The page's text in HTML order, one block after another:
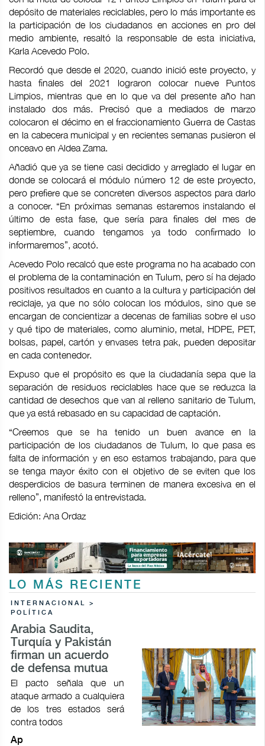
depósito de materiales reciclables, pero lo más importante es
la participación de los ciudadanos en acciones en pro del
medio ambiente, resaltó la responsable de esta iniciativa,
Karla Acevedo Polo.
Recordó que desde el 2020, cuando inició este proyecto, y
hasta finales del 2021 lograron colocar nueve Puntos
Limpios, mientras que en lo que va del presente año han
instalado dos más. Precisó que a mediados de marzo
colocaron el décimo en el fraccionamiento Guerra de Castas
en la cabecera municipal y en recientes semanas pusieron el
onceavo en Aldea Zama.
Añadió que ya se tiene casi decidido y arreglado el lugar en
donde se colocará el módulo número 12 de este proyecto,
pero prefiere que se concreten diversos aspectos para darlo
a conocer. “En próximas semanas estaremos instalando el
último de esta fase, que sería para finales del mes de
septiembre, cuando tengamos ya todo confirmado lo
informaremos”, acotó.
Acevedo Polo recalcó que este programa no ha acabado con
el problema de la contaminación en Tulum, pero sí ha dejado
positivos resultados en cuanto a la cultura y participación del
reciclaje, ya que no sólo colocan los módulos, sino que se
encargan de concientizar a decenas de familias sobre el uso
y qué tipo de materiales, como aluminio, metal, HDPE, PET,
bolsas, papel, cartón y envases tetra pak, pueden depositar
en cada contenedor.
Expuso que el propósito es que la ciudadanía sepa que la
separación de residuos reciclables hace que se reduzca la
cantidad de desechos que van al relleno sanitario de Tulum,
que ya está rebasado en su capacidad de captación.
“Creemos que se ha tenido un buen avance en la
participación de los ciudadanos de Tulum, lo que pasa es
falta de información y en eso estamos trabajando, para que
se tenga mayor éxito con el objetivo de se eviten que los
desperdicios de basura terminen de manera excesiva en el
relleno”, manifestó la entrevistada.
Edición: Ana Ordaz
LO MÁS RECIENTE
INTERNACIONAL >
POLÍTICA
Arabia Saudita,
Turquía y Pakistán
firman un acuerdo
de defensa mutua
El pacto señala que un
ataque armado a cualquiera
de los tres estados será
contra todos
Ap